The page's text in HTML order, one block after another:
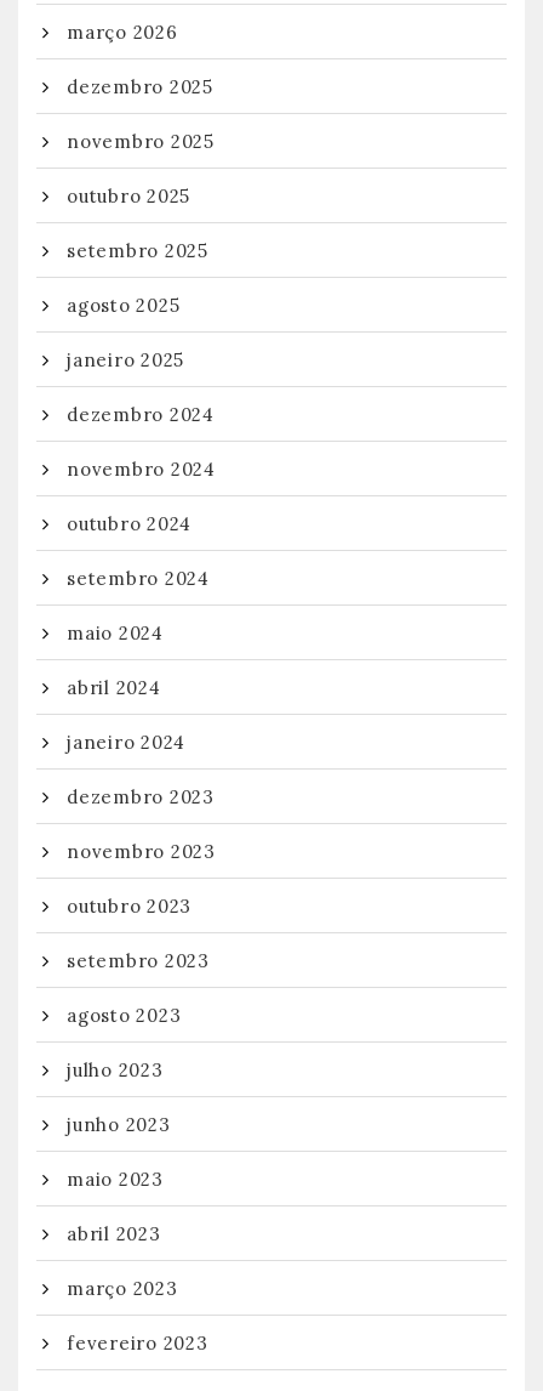
março 2026
dezembro 2025
novembro 2025
outubro 2025
setembro 2025
agosto 2025
janeiro 2025
dezembro 2024
novembro 2024
outubro 2024
setembro 2024
maio 2024
abril 2024
janeiro 2024
dezembro 2023
novembro 2023
outubro 2023
setembro 2023
agosto 2023
julho 2023
junho 2023
maio 2023
abril 2023
março 2023
fevereiro 2023